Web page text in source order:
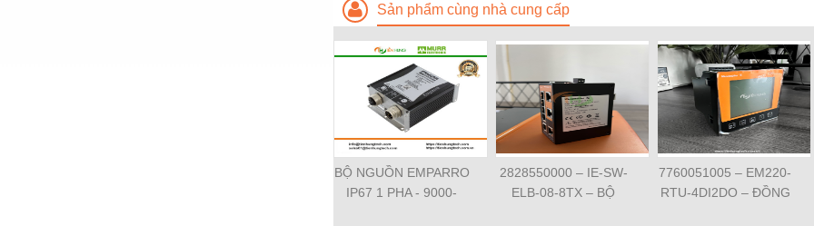
Sản phẩm cùng nhà cung cấp
BỘ NGUỒN EMPARRO
IP67 1 PHA - 9000-
2828550000 – IE-SW-
ELB-08-8TX – BỘ
7760051005 – EM220-
RTU-4DI2DO – ĐỒNG